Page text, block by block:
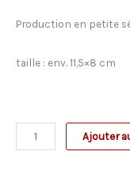
Production en petite
taille : env. 11,5×8 cm
quantité
de
Porte-
Ajouter